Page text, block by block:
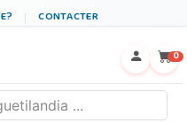
CONTACTER
0